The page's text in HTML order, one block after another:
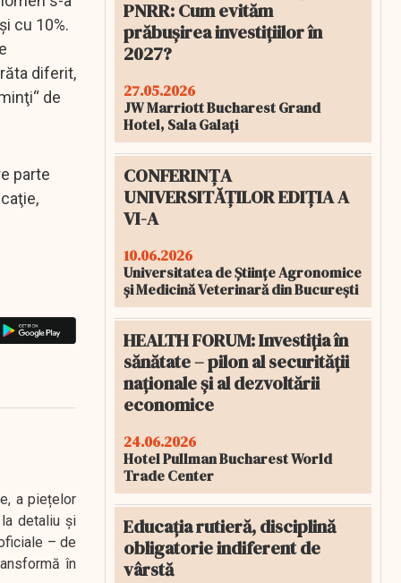
cu 10%.
diferit,
de
parte
a piețelor
detaliu și
– de
în
PNRR: Cum evităm
prăbușirea investițiilor în
2027?
27.05.2026
JW Marriott Bucharest Grand
Hotel, Sala Galați
CONFERINȚA
UNIVERSITĂȚILOR EDIȚIA A
VI-A
10.06.2026
Universitatea de Științe Agronomice
și Medicină Veterinară din București
HEALTH FORUM: Investiția în
sănătate – pilon al securității
naționale și al dezvoltării
economice
24.06.2026
Hotel Pullman Bucharest World
Trade Center
Educația rutieră, disciplină
obligatorie indiferent de
vârstă